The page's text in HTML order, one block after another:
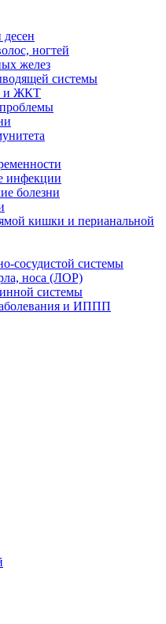
десен
ногтей
желез
системы
и ЖКТ
инфекции
болезни
кишки и перианальной
сосудистой системы
носа (ЛОР)
системы
и ИППП